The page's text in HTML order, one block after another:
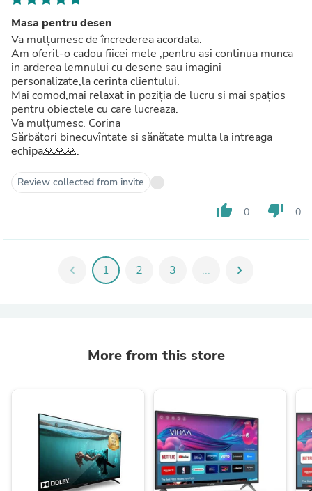
Masa pentru desen
Va mulțumesc de încrederea acordata.
Am oferit-o cadou fiicei mele ,pentru asi continua munca
in arderea lemnului cu desene sau imagini
personalizate,la cerința clientului.
Mai comod,mai relaxat in poziția de lucru si mai spațios
pentru obiectele cu care lucreaza.
Va mulțumesc. Corina
Sărbători binecuvîntate si sănătate multa la intreaga
echipa🙏🙏🙏.
Review collected from invite
thumb_up 0 thumb_down 0
chevron_left 1 2 3 ... chevron_right
More from this store